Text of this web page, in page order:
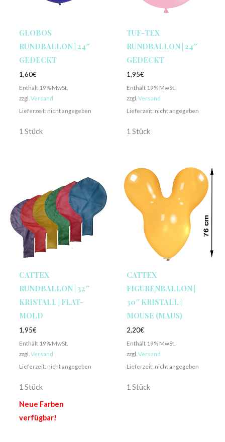
GLOBOS
RUNDBALLON | 24″
GEDECKT
1,60€
Enthält 19% MwSt.
zzgl. Versand
Lieferzeit: nicht angegeben
1 Stück
TUF-TEX
RUNDBALLON | 24″
GEDECKT
1,95€
Enthält 19% MwSt.
zzgl. Versand
Lieferzeit: nicht angegeben
1 Stück
CATTEX
RUNDBALLON | 32″
KRISTALL | FLAT-
MOLD
1,95€
Enthält 19% MwSt.
zzgl. Versand
Lieferzeit: nicht angegeben
1 Stück
Neue Farben
verfügbar!
CATTEX
FIGURENBALLON |
30″ KRISTALL |
MOUSE (MAUS)
2,20€
Enthält 19% MwSt.
zzgl. Versand
Lieferzeit: nicht angegeben
1 Stück